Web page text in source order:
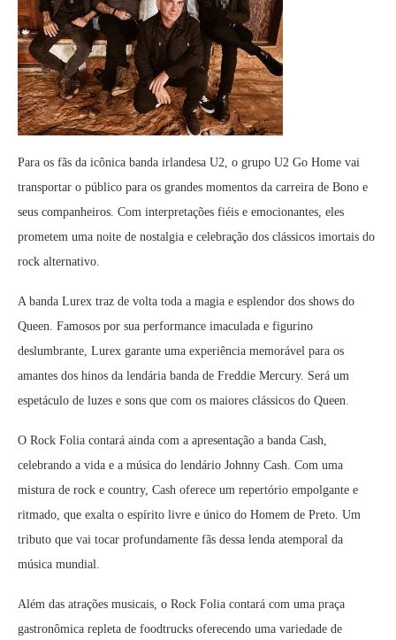
Para os fãs da icônica banda irlandesa U2, o grupo U2 Go Home vai
transportar o público para os grandes momentos da carreira de Bono e
seus companheiros. Com interpretações fiéis e emocionantes, eles
prometem uma noite de nostalgia e celebração dos clássicos imortais do
rock alternativo.
A banda Lurex traz de volta toda a magia e esplendor dos shows do
Queen. Famosos por sua performance imaculada e figurino
deslumbrante, Lurex garante uma experiência memorável para os
amantes dos hinos da lendária banda de Freddie Mercury. Será um
espetáculo de luzes e sons que com os maiores clássicos do Queen.
O Rock Folia contará ainda com a apresentação a banda Cash,
celebrando a vida e a música do lendário Johnny Cash. Com uma
mistura de rock e country, Cash oferece um repertório empolgante e
ritmado, que exalta o espírito livre e único do Homem de Preto. Um
tributo que vai tocar profundamente fãs dessa lenda atemporal da
música mundial.
Além das atrações musicais, o Rock Folia contará com uma praça
gastronômica repleta de foodtrucks oferecendo uma variedade de